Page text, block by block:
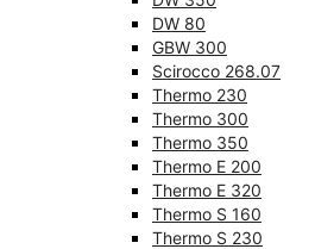
DW 80
GBW 300
Scirocco 268.07
Thermo 230
Thermo 300
Thermo 350
Thermo E 200
Thermo E 320
Thermo S 160
Thermo S 230